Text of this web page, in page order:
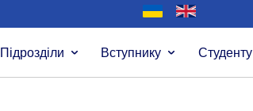
Підрозділи Вступнику Студенту